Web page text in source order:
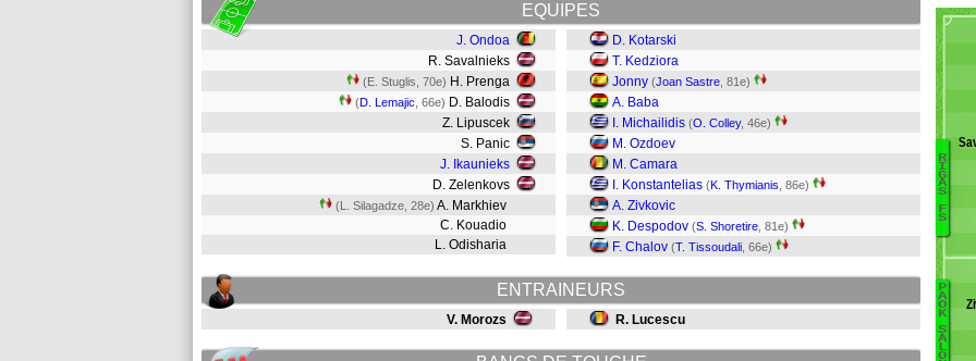
EQUIPES
J. Ondoa
R. Savalnieks
(E. Stuglis, 70e) H. Prenga
(D. Lemajic , 66e) D. Balodis
Z. Lipuscek
S. Panic
J. Ikaunieks
D. Zelenkovs
(L. Silagadze, 28e) A. Markhiev
C. Kouadio
L. Odisharia
D. Kotarski
T. Kedziora
Jonny (Joan Sastre , 81e)
A. Baba
I. Michailidis (O. Colley, 46e)
M. Ozdoev
M. Camara
I. Konstantelias (K. Thymianis , 86e)
A. Zivkovic
K. Despodov (S. Shoretire , 81e)
F. Chalov (T. Tissoudali , 66e)
ENTRAINEURS
V. Morozs R. Lucescu
R
I
G
A
S
F
S
P
A
O
K
S
A
L
O